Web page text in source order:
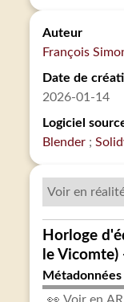
Auteur
François
Date de
2026-01-14
Logiciel
Blender
Voir en
Horloge
le Vicomte)
Métadonnées